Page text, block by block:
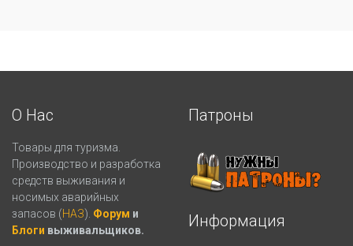
О Нас
Товары для туризма.
Производство и разработка
средств выживания и
носимых аварийных
запасов (НАЗ). Форум и
Блоги выживальщиков.
Патроны
Информация